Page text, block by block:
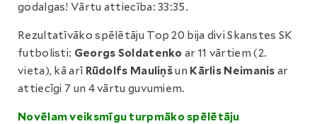
godalgas! Vārtu attiecība: 33:35.
Rezultatīvāko spēlētāju Top 20 bija divi Skanstes SK
futbolisti: Georgs Soldatenko ar 11 vārtiem (2.
vieta), kā arī Rūdolfs Mauliņšun Kārlis Neimanis ar
attiecīgi 7 un 4 vārtu guvumiem.
Novēlam veiksmīgu turpmāko spēlētāju